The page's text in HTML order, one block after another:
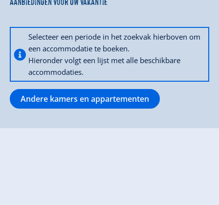
Selecteer een periode in het zoekvak hierboven om
een accommodatie te boeken.
Hieronder volgt een lijst met alle beschikbare
accommodaties.
Andere kamers en appartementen